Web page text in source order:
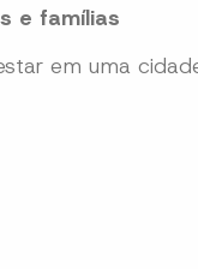
e famílias
em uma